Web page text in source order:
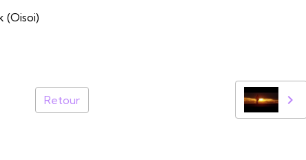
(Oisoi)
Retour